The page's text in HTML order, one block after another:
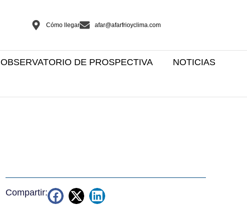
Cómo llegar afar@afarfrioyclima.com
OBSERVATORIO DE PROSPECTIVA NOTICIAS
Compartir: